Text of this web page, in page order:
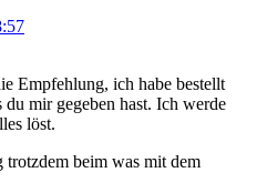
Empfehlung, ich habe bestellt
du mir gegeben hast. Ich werde
löst.
beim was mit dem